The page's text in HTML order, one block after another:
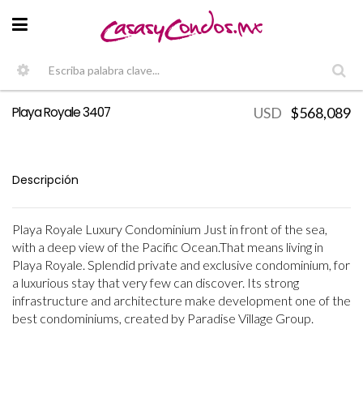
Playa Royale 3407 USD $568,089
Descripción
Playa Royale Luxury Condominium Just in front of the sea,
with a deep view of the Pacific Ocean.That means living in
Playa Royale. Splendid private and exclusive condominium, for
a luxurious stay that very few can discover. Its strong
infrastructure and architecture make development one of the
best condominiums, created by Paradise Village Group.